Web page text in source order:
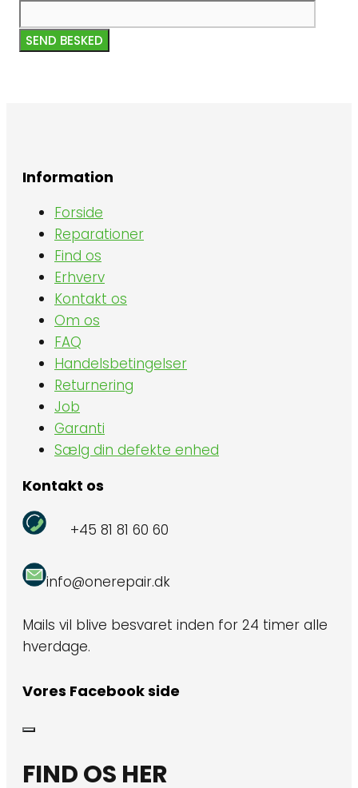
SEND BESKED
Information
Forside
Reparationer
Find os
Erhverv
Kontakt os
Om os
FAQ
Handelsbetingelser
Returnering
Job
Garanti
Sælg din defekte enhed
Kontakt os
+45 81 81 60 60
info@onerepair.dk
Mails vil blive besvaret inden for 24 timer alle
hverdage.
Vores Facebook side
FIND OS HER